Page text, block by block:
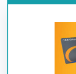
下載八達通
查閱八達通卡